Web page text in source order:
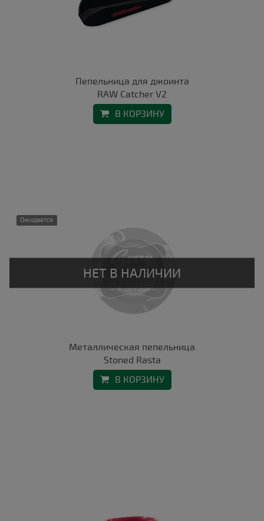
Пепельница для джоинта
RAW Catcher V2
В КОРЗИНУ
Ожидается
Металлическая пепельница
Stoned Rasta
В КОРЗИНУ